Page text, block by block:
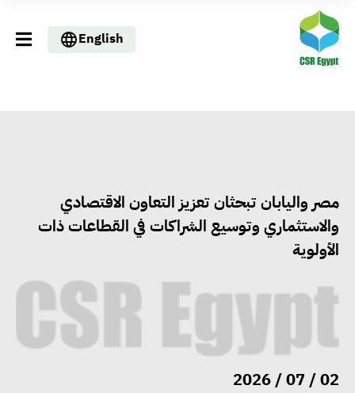
English
مصر واليابان تبحثان تعزيز التعاون الاقتصادي
والاستثماري وتوسيع الشراكات في القطاعات ذات
الأولوية
02 / 07 / 2026